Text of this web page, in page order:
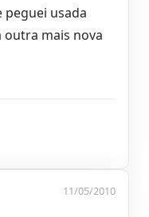
peguei usada
mais nova
11/05/2010